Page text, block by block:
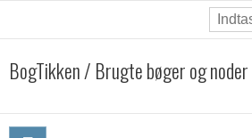
BogTikken / Brugte bøger og noder